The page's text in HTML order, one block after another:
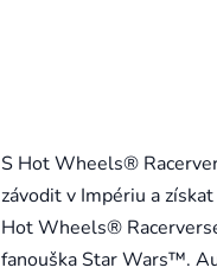
S Hot Wheels®
závodit v Impériu a
Hot Wheels®
fanouška Star Wars™.